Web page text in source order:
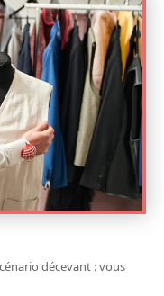
décevant : vous